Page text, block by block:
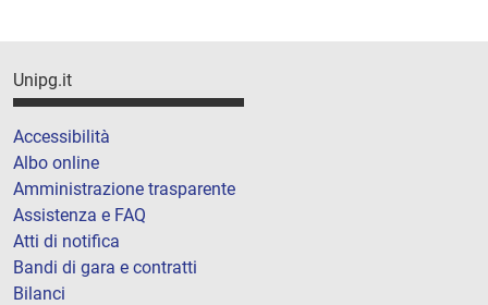
Unipg.it
Accessibilità
Albo online
Amministrazione trasparente
Assistenza e FAQ
Atti di notifica
Bandi di gara e contratti
Bilanci